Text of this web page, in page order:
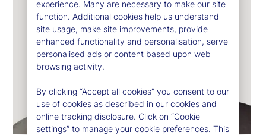
experience. Many are necessary to make our site
function. Additional cookies help us understand
site usage, make site improvements, provide
enhanced functionality and personalisation, serve
personalised ads or content based upon web
browsing activity.
By clicking “Accept all cookies” you consent to our
use of cookies as described in our cookies and
online tracking disclosure. Click on “Cookie
settings” to manage your cookie preferences. This